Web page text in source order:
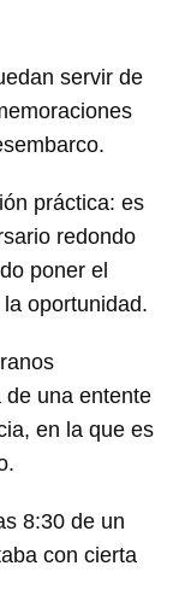
servir de
práctica: es
redondo
poner el
oportunidad.
una entente
en la que es
8:30 de un
con cierta